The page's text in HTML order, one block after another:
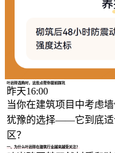
叶岩砖选购时，这些点帮你提前踩坑
昨天16:00
当你在建筑项目中考虑
犹豫的选择——它到底适
区？
一、为什么叶岩砖在建筑行业越来越受关注？